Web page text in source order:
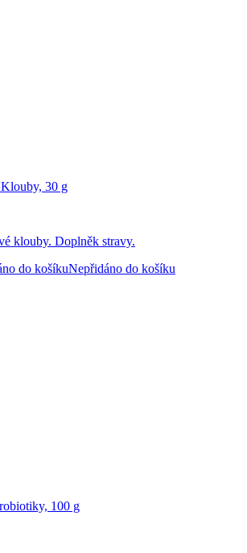
30 g
klouby. Doplněk stravy.
do košíkuNepřidáno do košíku
100 g